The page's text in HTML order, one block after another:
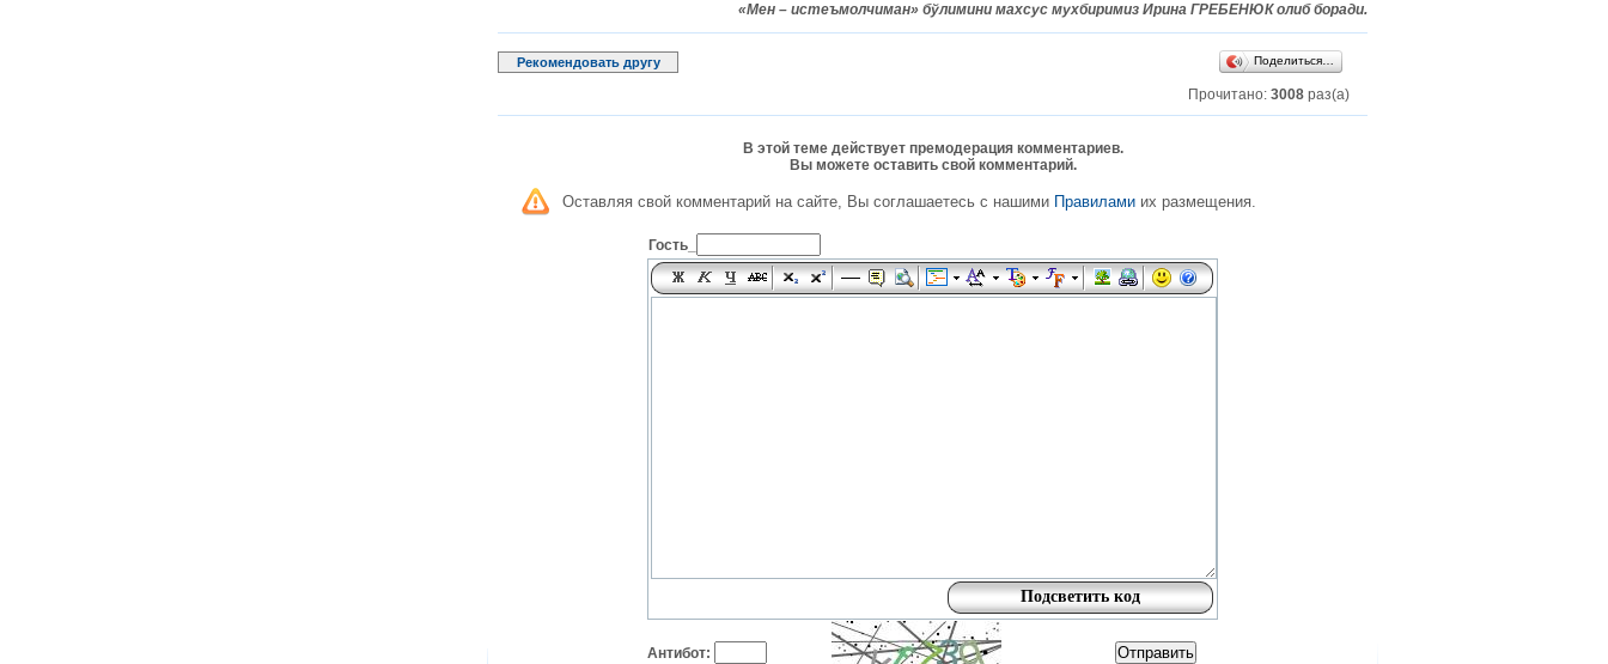
«Мен – истеъмолчиман» бўлимини махсус мухбиримиз Ирина ГРЕБЕНЮК олиб боради.
Рекомендовать другу Поделиться…
Прочитано: 3008 раз(а)
В этой теме действует премодерация комментариев.
Вы можете оставить свой комментарий.
Оставляя свой комментарий на сайте, Вы соглашаетесь с нашими Правилами их размещения.
Гость_
Антибот: